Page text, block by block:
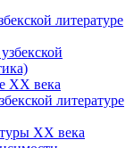
литературе
ХХ века
литературе
ХХ века